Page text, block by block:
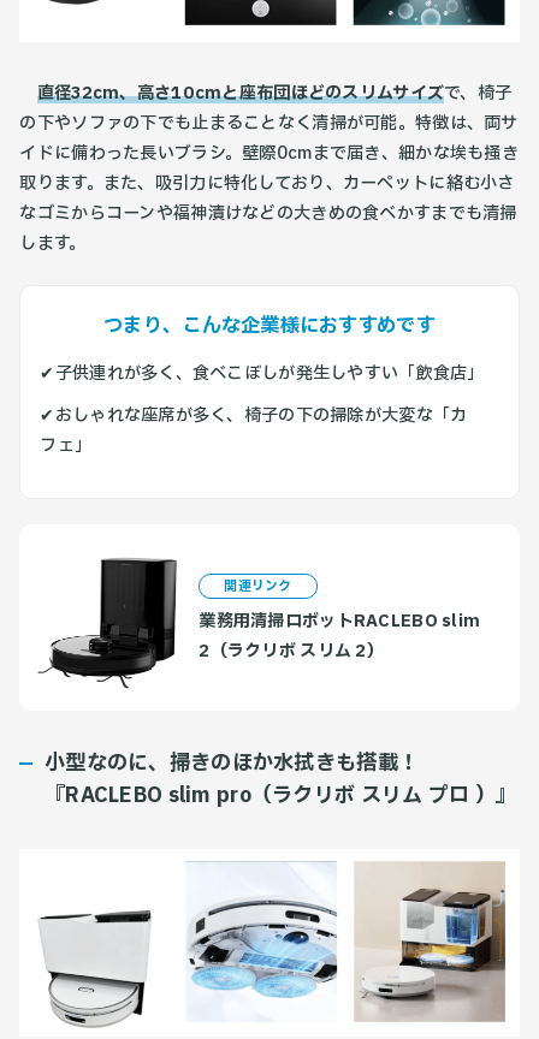
直径32cm、高さ10cmと座布団ほどのスリムサイズで、椅子
の下やソファの下でも止まることなく清掃が可能。特徴は、両サ
イドに備わった長いブラシ。壁際0cmまで届き、細かな埃も掻き
取ります。また、吸引力に特化しており、カーペットに絡む小さ
なゴミからコーンや福神漬けなどの大きめの食べかすまでも清掃
します。
つまり、こんな企業様におすすめです
✔︎子供連れが多く、食べこぼしが発生しやすい「飲食店」
✔︎おしゃれな座席が多く、椅子の下の掃除が大変な「カ
フェ」
関連リンク
業務用清掃ロボットRACLEBO slim
2（ラクリボ スリム 2）
小型なのに、掃きのほか水拭きも搭載！
『RACLEBO slim pro（ラクリボ スリム プロ ）』